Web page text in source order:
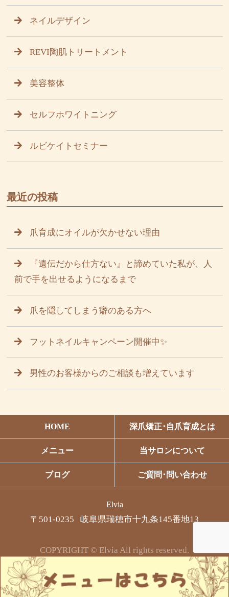
ネイルデザイン
REVI陶肌トリートメント
美容整体
セルフホワイトニング
ルビケイトセミナー
最近の投稿
爪育成にオイルが欠かせない理由
『遺伝だから仕方ない』と諦めていた私が、人
前で手を出せるようになるまで
爪を隠してしまう癖のある方へ
フットネイルキャンペーン開催中✨
男性のお客様からのご相談も増えています
HOME 深爪矯正･自爪育成とは
メニュー 当サロンについて
ブログ ご質問･問い合わせ
Elvia
〒501-0235 岐阜県瑞穂市十九条145番地13
COPYRIGHT © Elvia All rights reserved.